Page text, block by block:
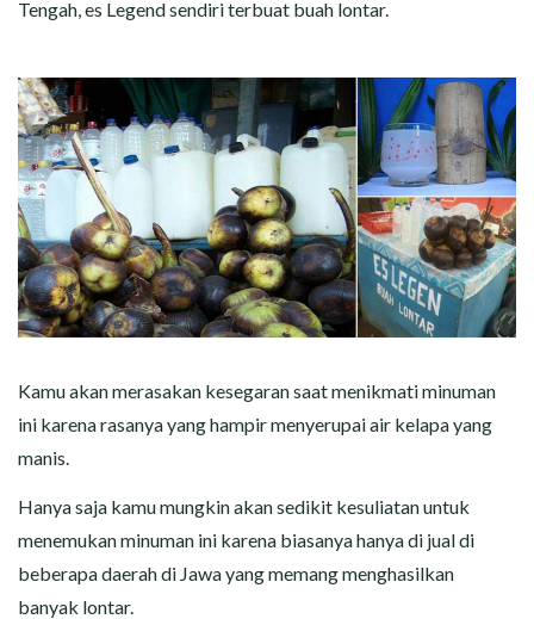
Tengah, es Legend sendiri terbuat buah lontar.
Kamu akan merasakan kesegaran saat menikmati minuman
ini karena rasanya yang hampir menyerupai air kelapa yang
manis.
Hanya saja kamu mungkin akan sedikit kesuliatan untuk
menemukan minuman ini karena biasanya hanya di jual di
beberapa daerah di Jawa yang memang menghasilkan
banyak lontar.